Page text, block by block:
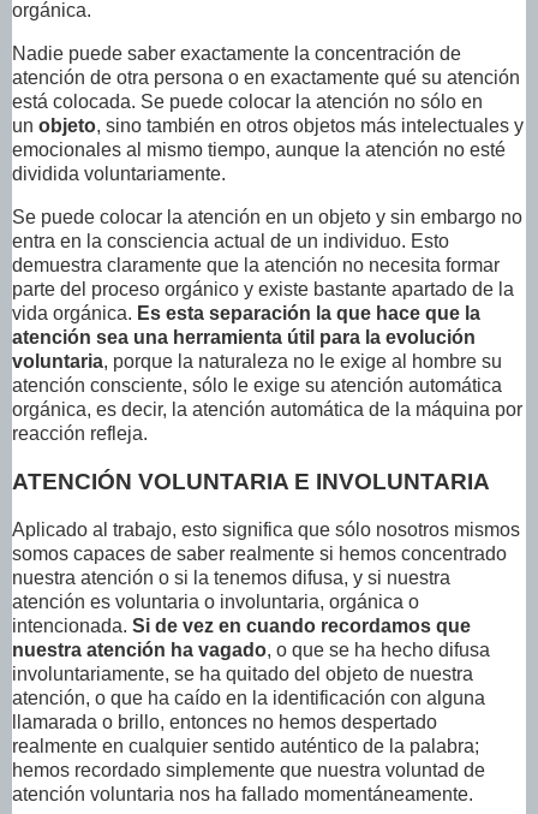
orgánica.
Nadie puede saber exactamente la concentración de
atención de otra persona o en exactamente qué su atención
está colocada. Se puede colocar la atención no sólo en
un objeto, sino también en otros objetos más intelectuales y
emocionales al mismo tiempo, aunque la atención no esté
dividida voluntariamente.
Se puede colocar la atención en un objeto y sin embargo no
entra en la consciencia actual de un individuo. Esto
demuestra claramente que la atención no necesita formar
parte del proceso orgánico y existe bastante apartado de la
vida orgánica. Es esta separación la que hace que la
atención sea una herramienta útil para la evolución
voluntaria, porque la naturaleza no le exige al hombre su
atención consciente, sólo le exige su atención automática
orgánica, es decir, la atención automática de la máquina por
reacción refleja.
ATENCIÓN VOLUNTARIA E INVOLUNTARIA
Aplicado al trabajo, esto significa que sólo nosotros mismos
somos capaces de saber realmente si hemos concentrado
nuestra atención o si la tenemos difusa, y si nuestra
atención es voluntaria o involuntaria, orgánica o
intencionada. Si de vez en cuando recordamos que
nuestra atención ha vagado, o que se ha hecho difusa
involuntariamente, se ha quitado del objeto de nuestra
atención, o que ha caído en la identificación con alguna
llamarada o brillo, entonces no hemos despertado
realmente en cualquier sentido auténtico de la palabra;
hemos recordado simplemente que nuestra voluntad de
atención voluntaria nos ha fallado momentáneamente.